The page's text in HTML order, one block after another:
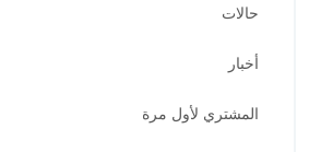
حالات
أخبار
المشتري لأول مرة